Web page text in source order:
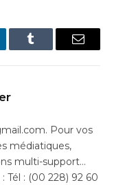
Tumblr Email
Pour vos
médiatiques,
multi-support…
Tél : (00 228) 92 60